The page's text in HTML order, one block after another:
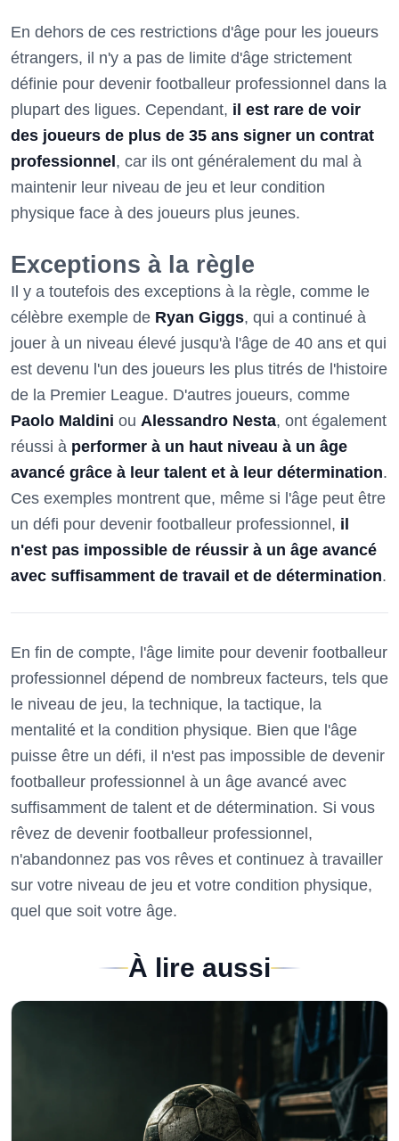
En dehors de ces restrictions d'âge pour les joueurs
étrangers, il n'y a pas de limite d'âge strictement
définie pour devenir footballeur professionnel dans la
plupart des ligues. Cependant, il est rare de voir
des joueurs de plus de 35 ans signer un contrat
professionnel , car ils ont généralement du mal à
maintenir leur niveau de jeu et leur condition
physique face à des joueurs plus jeunes.
Exceptions à la règle
Il y a toutefois des exceptions à la règle, comme le
célèbre exemple de Ryan Giggs, qui a continué à
jouer à un niveau élevé jusqu'à l'âge de 40 ans et qui
est devenu l'un des joueurs les plus titrés de l'histoire
de la Premier League. D'autres joueurs, comme
Paolo Maldini ou Alessandro Nesta, ont également
réussi à performer à un haut niveau à un âge
avancé grâce à leur talent et à leur détermination.
Ces exemples montrent que, même si l'âge peut être
un défi pour devenir footballeur professionnel, il
n'est pas impossible de réussir à un âge avancé
avec suffisamment de travail et de détermination.
En fin de compte, l'âge limite pour devenir footballeur
professionnel dépend de nombreux facteurs, tels que
le niveau de jeu, la technique, la tactique, la
mentalité et la condition physique. Bien que l'âge
puisse être un défi, il n'est pas impossible de devenir
footballeur professionnel à un âge avancé avec
suffisamment de talent et de détermination. Si vous
rêvez de devenir footballeur professionnel,
n'abandonnez pas vos rêves et continuez à travailler
sur votre niveau de jeu et votre condition physique,
quel que soit votre âge.
À lire aussi